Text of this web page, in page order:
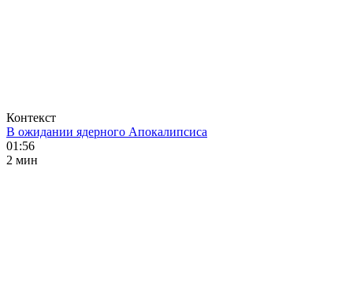
Контекст
В ожидании ядерного Апокалипсиса
01:56
2 мин